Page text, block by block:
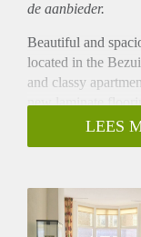
de aanbieder.
Beautiful and
located in the
and classy
new laminate
renovated and
is situated on the
Layout
Shared entrance
LEES